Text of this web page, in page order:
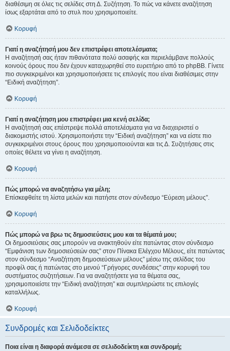
διαθέσιμη σε όλες τις σελίδες στη Δ. Συζήτηση. Το πώς να κάνετε αναζήτηση
ίσως εξαρτάται από το στυλ που χρησιμοποιείτε.
Κορυφή
Γιατί η αναζήτησή μου δεν επιστρέφει αποτελέσματα;
Η αναζήτησή σας ήταν πιθανότατα πολύ ασαφής και περιελάμβανε πολλούς
κοινούς όρους που δεν έχουν καταχωρηθεί στο ευρετήριο από το phpBB. Γίνετε
πιο συγκεκριμένοι και χρησιμοποιήσετε τις επιλογές που είναι διαθέσιμες στην
“Ειδική αναζήτηση”.
Κορυφή
Γιατί η αναζήτηση μου επιστρέφει μια κενή σελίδα;
Η αναζήτησή σας επέστρεψε πολλά αποτελέσματα για να διαχειριστεί ο
διακομιστής ιστού. Χρησιμοποιήστε την “Ειδική αναζήτηση” και να είστε πιο
συγκεκριμένοι στους όρους που χρησιμοποιούνται και τις Δ. Συζητήσεις στις
οποίες θέλετε να γίνει η αναζήτηση.
Κορυφή
Πώς μπορώ να αναζητήσω για μέλη;
Επίσκεφθείτε τη λίστα μελών και πατήστε στον σύνδεσμο “Εύρεση μέλους”.
Κορυφή
Πώς μπορώ να βρω τις δημοσιεύσεις μου και τα θέματά μου;
Οι δημοσιεύσεις σας μπορούν να ανακτηθούν είτε πατώντας στον σύνδεσμο
“Εμφάνιση των δημοσιεύσεών σας” στον Πίνακα Ελέγχου Μέλους, είτε πατώντας
στον σύνδεσμο “Αναζήτηση δημοσιεύσεων μέλους” μέσω της σελίδας του
προφίλ σας ή πατώντας στο μενού “Γρήγορες συνδέσεις” στην κορυφή του
συστήματος συζητήσεων. Για να αναζητήσετε για τα θέματα σας,
χρησιμοποιείστε την “Ειδική αναζήτηση” και συμπληρώστε τις επιλογές
καταλλήλως.
Κορυφή
Συνδρομές και Σελιδοδείκτες
Ποια είναι η διαφορά ανάμεσα σε σελιδοδείκτη και συνδρομή;